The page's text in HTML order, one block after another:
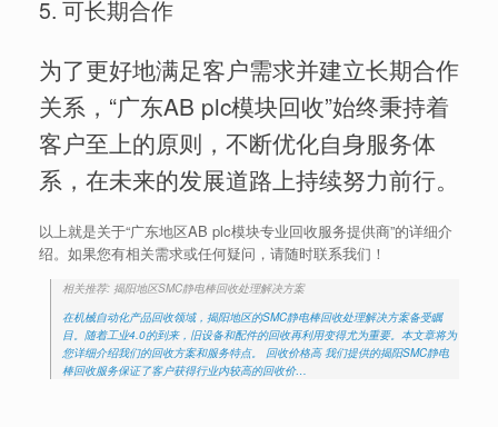
5. 可长期合作
为了更好地满足客户需求并建立长期合作
关系，“广东AB plc模块回收”始终秉持着
客户至上的原则，不断优化自身服务体
系，在未来的发展道路上持续努力前行。
以上就是关于“广东地区AB plc模块专业回收服务提供商”的详细介
绍。如果您有相关需求或任何疑问，请随时联系我们！
相关推荐: 揭阳地区SMC静电棒回收处理解决方案
在机械自动化产品回收领域，揭阳地区的SMC静电棒回收处理解决方案备受瞩
目。随着工业4.0的到来，旧设备和配件的回收再利用变得尤为重要。本文章将为
您详细介绍我们的回收方案和服务特点。 回收价格高 我们提供的揭阳SMC静电
棒回收服务保证了客户获得行业内较高的回收价…